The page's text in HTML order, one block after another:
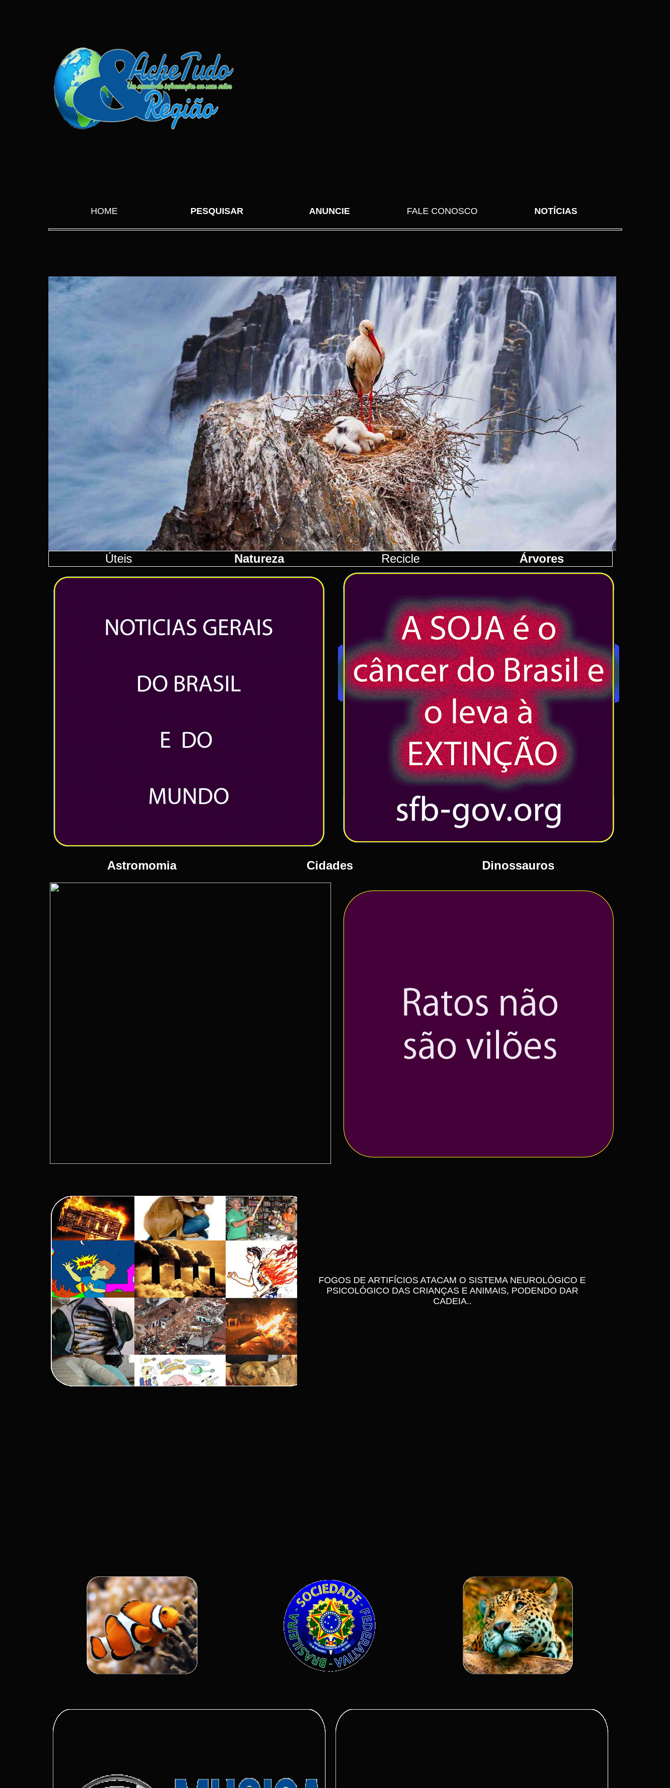
HOME PESQUISAR ANUNCIE FALE CONOSCO NOTÍCIAS
Úteis Natureza Recicle Árvores
Astromomia Cidades Dinossauros
FOGOS DE ARTIFÍCIOS ATACAM O SISTEMA NEUROLÓGICO E
PSICOLÓGICO DAS CRIANÇAS E ANIMAIS, PODENDO DAR
CADEIA..